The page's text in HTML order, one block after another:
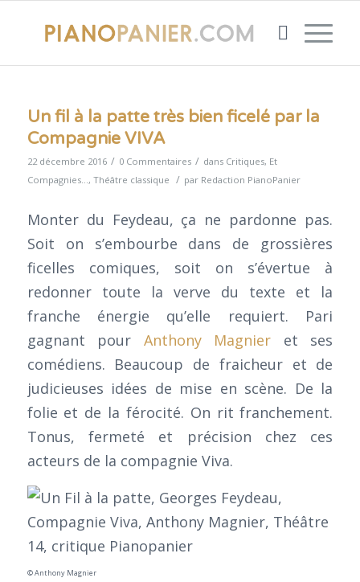
Un fil à la patte très bien ficelé par la
Compagnie VIVA
22 décembre 2016 / 0 Commentaires / dans Critiques, Et
Compagnies..., Théâtre classique / par Redaction PianoPanier
Monter du Feydeau, ça ne pardonne pas.
Soit on s’embourbe dans de grossières
ficelles comiques, soit on s’évertue à
redonner toute la verve du texte et la
franche énergie qu’elle requiert. Pari
gagnant pour Anthony Magnier et ses
comédiens. Beaucoup de fraicheur et de
judicieuses idées de mise en scène. De la
folie et de la férocité. On rit franchement.
Tonus, fermeté et précision chez ces
acteurs de la compagnie Viva.
© Anthony Magnier